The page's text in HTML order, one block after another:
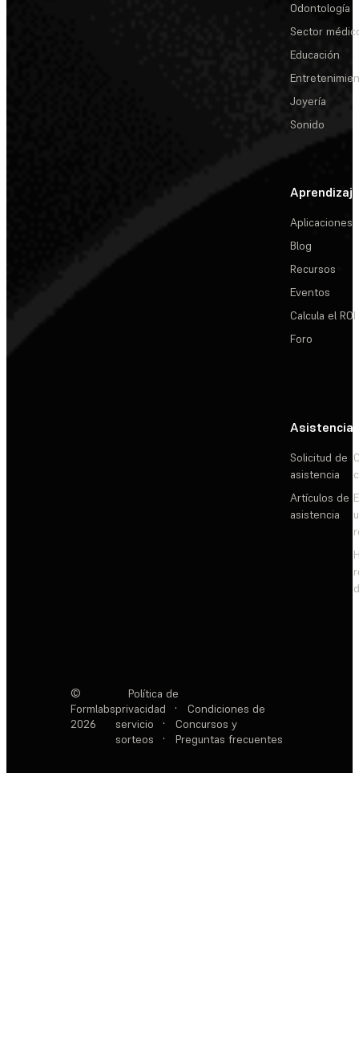
Odontología
Sector
Educación
Joyería
Sonido
Aprendizaje
Aplicaciones
Blog
Recursos
Eventos
Calcula el ROI
Foro
Asistencia
Solicitud de
asistencia
Artículos de
asistencia
©
Formlabs
2026
Política de
privacidad
·
Condiciones de
servicio
·
Concursos y
sorteos
· Preguntas frecuentes